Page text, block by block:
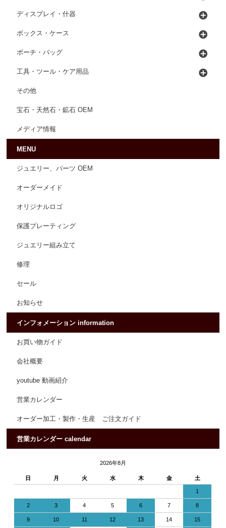
ディスプレイ・什器
ボックス・ケース
ポーチ・バッグ
工具・ツール・ケア用品
その他
宝石・天然石・鉱石 OEM
メディア情報
MENU
ジュエリー、パーツ OEM
オーダーメイド
オリジナルロゴ
保護プレーティング
ジュエリー組み立て
修理
セール
お知らせ
インフォメーション information
お買い物ガイド
会社概要
youtube 動画紹介
営業カレンダー
オーダー加工・製作・生産 ご注文ガイド
営業カレンダー calendar
2026年8月
日 月 火 水 木 金 土
1
2 3 4 5 6 7 8
9 10 11 12 13 14 15